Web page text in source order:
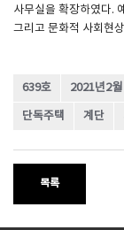
사무실을 확장하였다.
그리고 문화적 사회현
639호 2021년2월
단독주택 계단
목록